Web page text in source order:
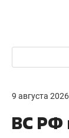
9 августа
ВС РФ